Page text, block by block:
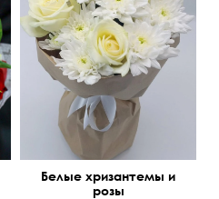
Крафт бумага
Белые хризантемы и
розы